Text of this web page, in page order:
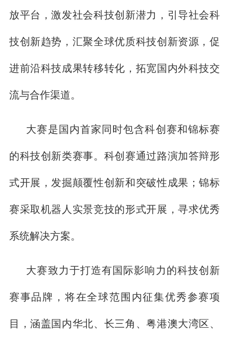
放平台，激发社会科技创新潜力，引导社会科
技创新趋势，汇聚全球优质科技创新资源，促
进前沿科技成果转移转化，拓宽国内外科技交
流与合作渠道。
大赛是国内首家同时包含科创赛和锦标赛
的科技创新类赛事。科创赛通过路演加答辩形
式开展，发掘颠覆性创新和突破性成果；锦标
赛采取机器人实景竞技的形式开展，寻求优秀
系统解决方案。
大赛致力于打造有国际影响力的科技创新
赛事品牌，将在全球范围内征集优秀参赛项
目，涵盖国内华北、长三角、粤港澳大湾区、